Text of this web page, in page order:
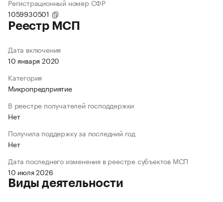
Регистрационный номер СФР
1059930501
Реестр МСП
Дата включения
10 января 2020
Категория
Микропредприятие
В реестре получателей господдержки
Нет
Получила поддержку за последний год
Нет
Дата последнего изменения в реестре субъектов МСП
10 июля 2026
Виды деятельности